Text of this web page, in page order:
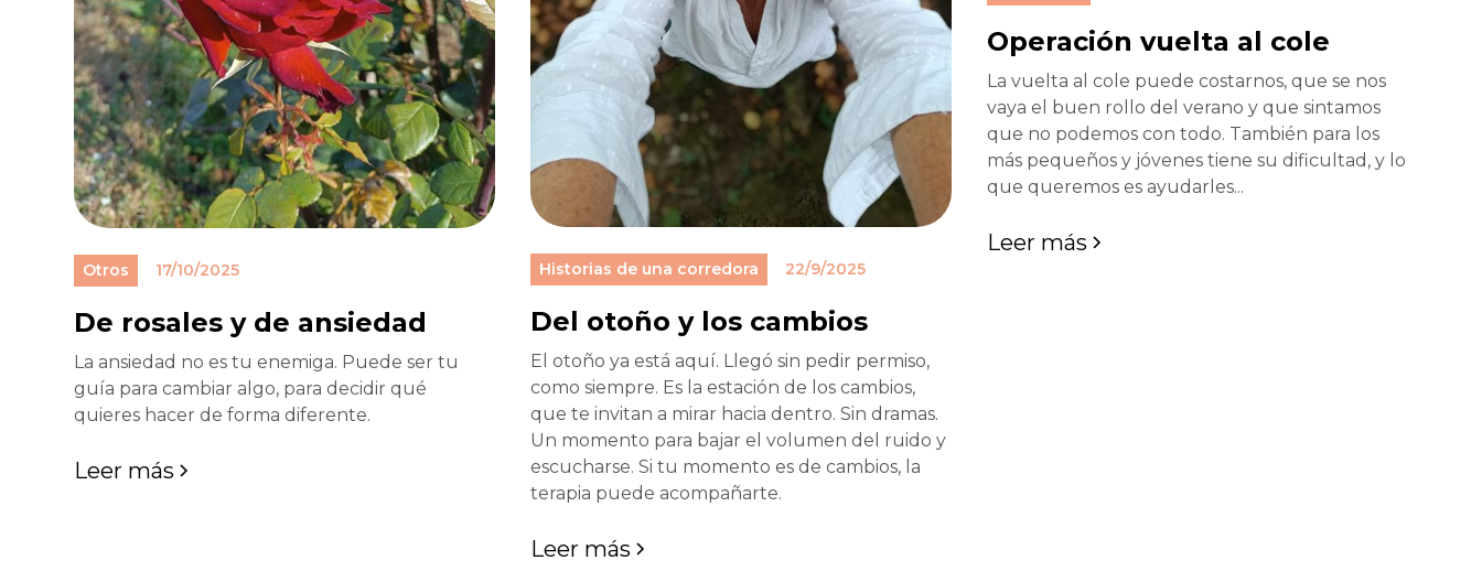
Otros 17/10/2025
De rosales y de ansiedad
La ansiedad no es tu enemiga. Puede ser tu
guía para cambiar algo, para decidir qué
quieres hacer de forma diferente.‍
Leer más
Historias de una corredora 22/9/2025
Del otoño y los cambios
El otoño ya está aquí. Llegó sin pedir permiso,
como siempre. Es la estación de los cambios,
que te invitan a mirar hacia dentro. Sin dramas.
Un momento para bajar el volumen del ruido y
escucharse. Si tu momento es de cambios, la
terapia puede acompañarte.
Leer más
Operación vuelta al cole
La vuelta al cole puede costarnos, que se nos
vaya el buen rollo del verano y que sintamos
que no podemos con todo. También para los
más pequeños y jóvenes tiene su dificultad, y lo
que queremos es ayudarles...
Leer más